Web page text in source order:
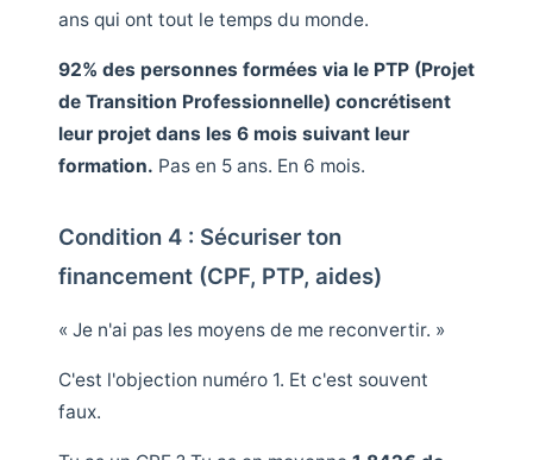
ans qui ont tout le temps du monde.
92% des personnes formées via le PTP (Projet
de Transition Professionnelle) concrétisent
leur projet dans les 6 mois suivant leur
formation. Pas en 5 ans. En 6 mois.
Condition 4 : Sécuriser ton
financement (CPF, PTP, aides)
« Je n'ai pas les moyens de me reconvertir. »
C'est l'objection numéro 1. Et c'est souvent
faux.